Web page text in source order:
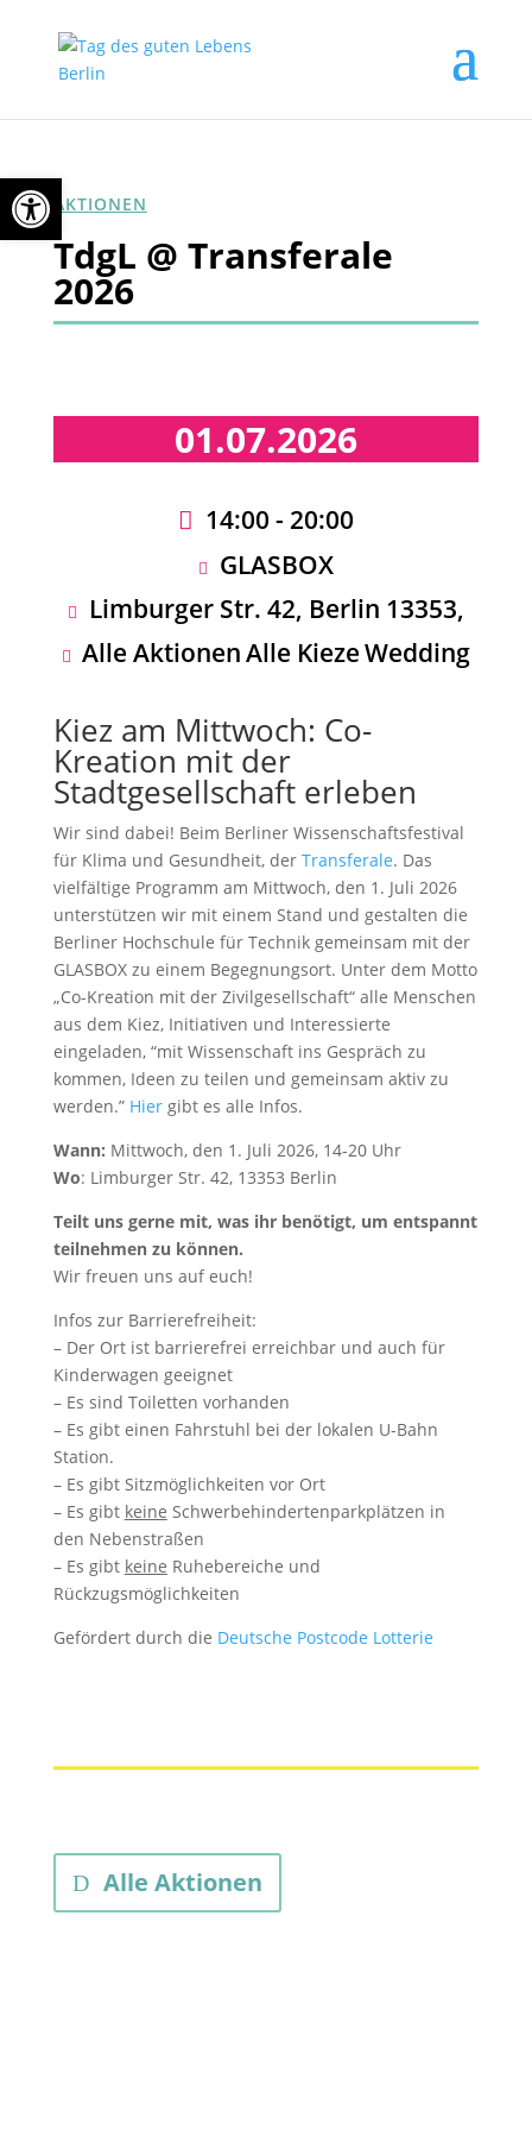
AKTIONEN
TdgL @ Transferale
2026
01.07.2026
14:00 - 20:00
GLASBOX
Limburger Str. 42, Berlin 13353,
Alle AktionenAlle KiezeWedding
Kiez am Mittwoch: Co-
Kreation mit der
Stadtgesellschaft erleben
Wir sind dabei! Beim Berliner Wissenschaftsfestival
für Klima und Gesundheit, der Transferale. Das
vielfältige Programm am Mittwoch, den 1. Juli 2026
unterstützen wir mit einem Stand und gestalten die
Berliner Hochschule für Technik gemeinsam mit der
GLASBOX zu einem Begegnungsort. Unter dem Motto
„Co-Kreation mit der Zivilgesellschaft“ alle Menschen
aus dem Kiez, Initiativen und Interessierte
eingeladen, “mit Wissenschaft ins Gespräch zu
kommen, Ideen zu teilen und gemeinsam aktiv zu
werden.” Hiergibt es alle Infos.
Wann: Mittwoch, den 1. Juli 2026, 14-20 Uhr
Wo: Limburger Str. 42, 13353 Berlin
Teilt uns gerne mit, was ihr benötigt, um entspannt
teilnehmen zu können.
Wir freuen uns auf euch!
Infos zur Barrierefreiheit:
– Der Ort ist barrierefrei erreichbar und auch für
Kinderwagen geeignet
– Es sind Toiletten vorhanden
– Es gibt einen Fahrstuhl bei der lokalen U-Bahn
Station.
– Es gibt Sitzmöglichkeiten vor Ort
– Es gibt keine Schwerbehindertenparkplätzen in
den Nebenstraßen
– Es gibt keine Ruhebereiche und
Rückzugsmöglichkeiten
Gefördert durch die Deutsche Postcode Lotterie
Alle Aktionen
Open toolbar